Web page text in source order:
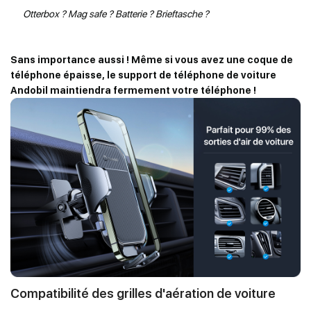
Otterbox ? Mag safe ? Batterie ? Brieftasche ?
Sans importance aussi ! Même si vous avez une coque de
téléphone épaisse, le support de téléphone de voiture
Andobil maintiendra fermement votre téléphone !
Compatibilité des grilles d'aération de voiture
Inscription
Email address*
Password*
Login in Register